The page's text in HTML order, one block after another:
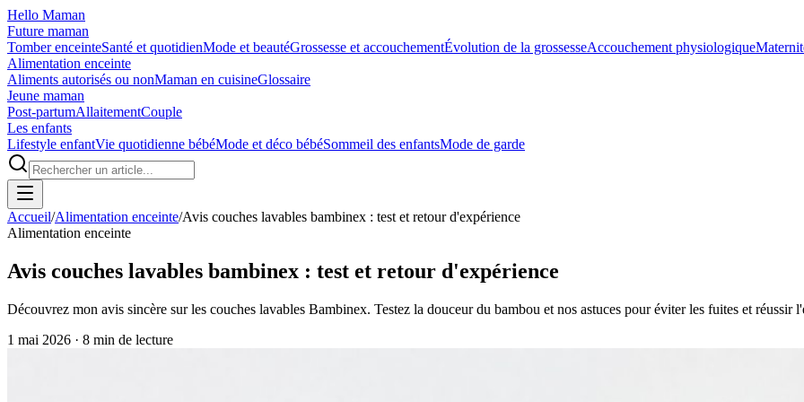
Hello Maman
Future maman
Tomber enceinteSanté et quotidienMode et beautéGrossesse et accouchementÉvolution de la grossesseAccouchement physiologique
Alimentation enceinte
Aliments autorisés ou nonMaman en cuisineGlossaire
Jeune maman
Post-partumAllaitementCouple
Les enfants
Lifestyle enfantVie quotidienne bébéMode et déco bébéSommeil des enfantsMode de garde
Accueil/Alimentation enceinte/Avis couches lavables bambinex : test et retour d'expérience
Alimentation enceinte
Avis couches lavables bambinex : test et retour d'expérience
Découvrez mon avis sincère sur les couches lavables Bambinex. Testez la douceur du bambou et nos astuces pour éviter les fuites et réussir
1 mai 2026 · 8 min de lecture